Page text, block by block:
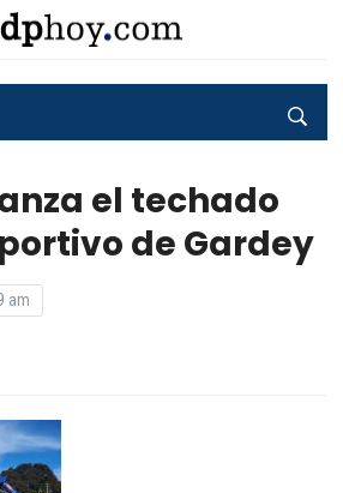
el techado
de Gardey
am